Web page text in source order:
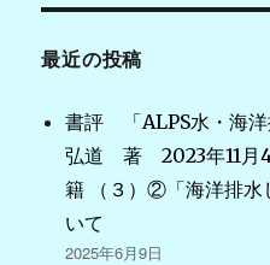
ゲ
ー
シ
ョ
ン
最近の投稿
書評 「ALPS水・海洋
弘道 著 2023年11月
籍 （３）②「海洋排水
いて
2025年6月9日